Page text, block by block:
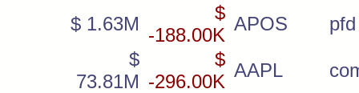
$ 1.63M
$
-188.00K
APOS
pfd
$
73.81M
$
-296.00K
AAPL